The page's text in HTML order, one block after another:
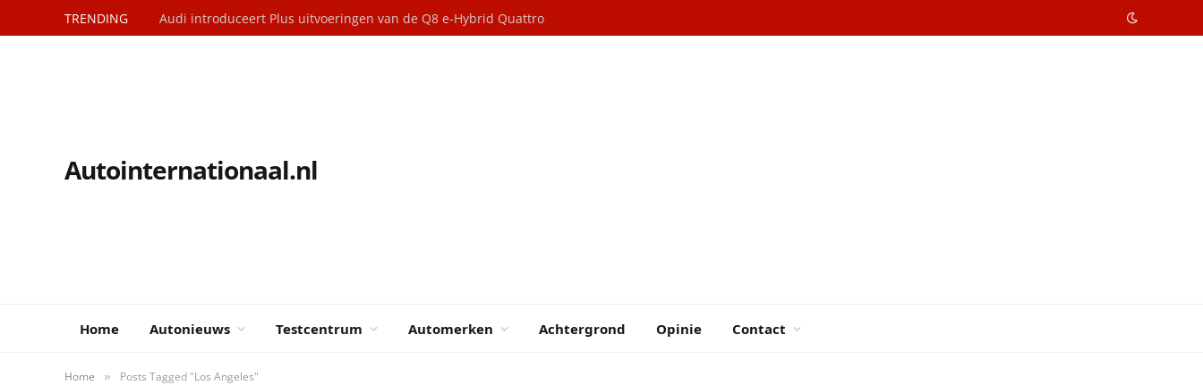
TRENDING Audi introduceert Plus uitvoeringen van de Q8 e-Hybrid Quattro
Autointernationaal.nl
Home Autonieuws Testcentrum Automerken Achtergrond Opinie Contact
Home » Posts Tagged "Los Angeles"